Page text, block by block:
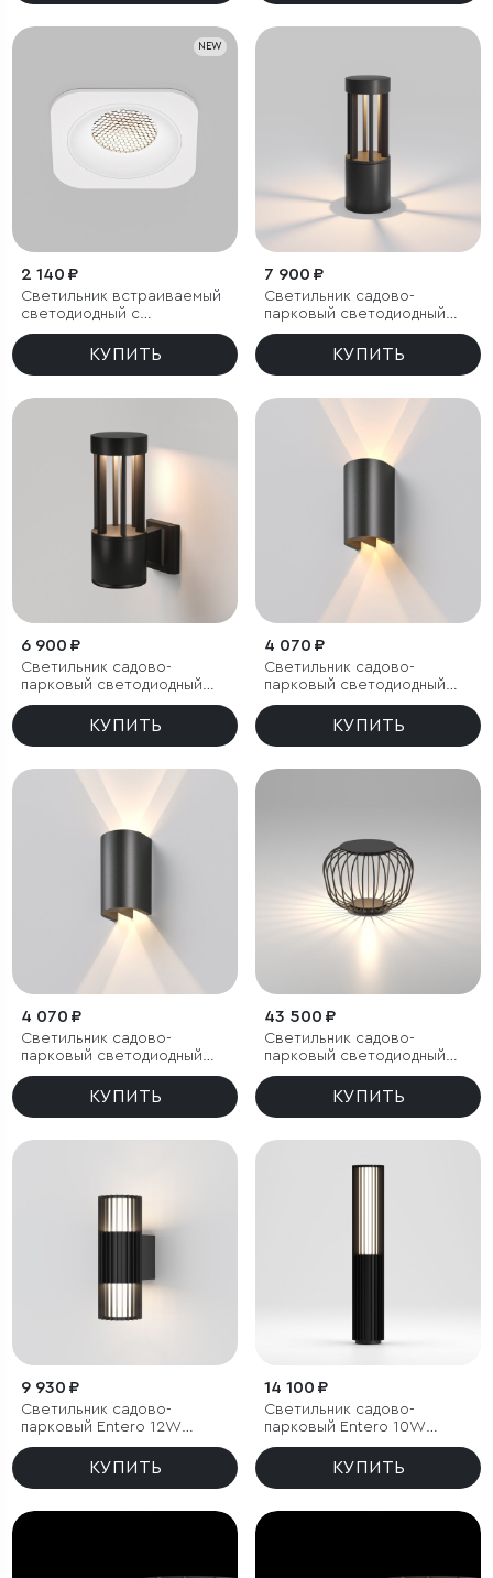
NEW
2 140 ₽
Светильник встраиваемый
светодиодный с
антибликовой решеткой
Tetro 10W 4000K белый
КУПИТЬ
7 900 ₽
Светильник садово-
парковый светодиодный
Apart
КУПИТЬ
6 900 ₽
Светильник садово-
парковый светодиодный
Apart
КУПИТЬ
4 070 ₽
Светильник садово-
парковый светодиодный
Twinray 3000K
КУПИТЬ
4 070 ₽
Светильник садово-
парковый светодиодный
Twinray 4000K
КУПИТЬ
43 500 ₽
Светильник садово-
парковый светодиодный
Firenze черный
КУПИТЬ
9 930 ₽
Светильник садово-
парковый Entero 12W
черный
КУПИТЬ
14 100 ₽
Светильник садово-
парковый Entero 10W
черный 4000К
КУПИТЬ